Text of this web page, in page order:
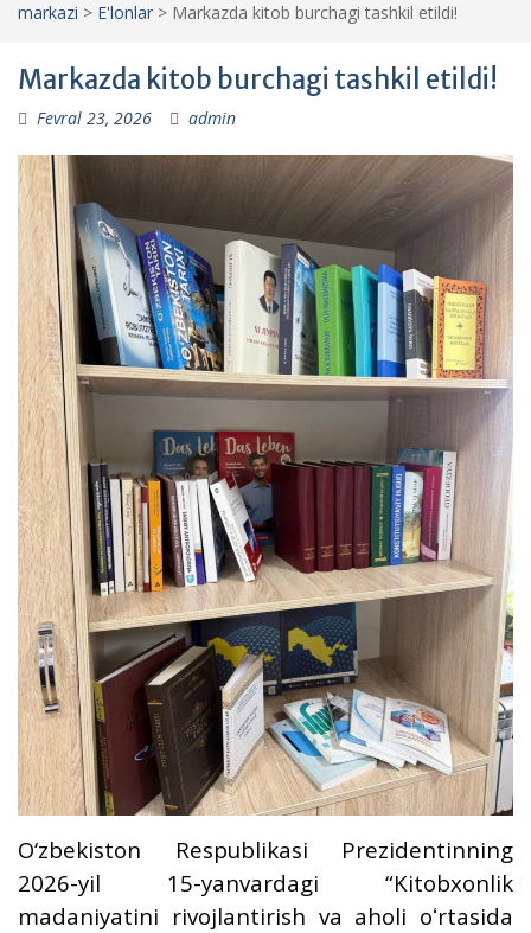
markazi > E'lonlar > Markazda kitob burchagi tashkil etildi!
Markazda kitob burchagi tashkil etildi!
Fevral 23, 2026 admin
O‘zbekiston Respublikasi Prezidentinning
2026-yil 15-yanvardagi “Kitobxonlik
madaniyatini rivojlantirish va aholi oʻrtasida